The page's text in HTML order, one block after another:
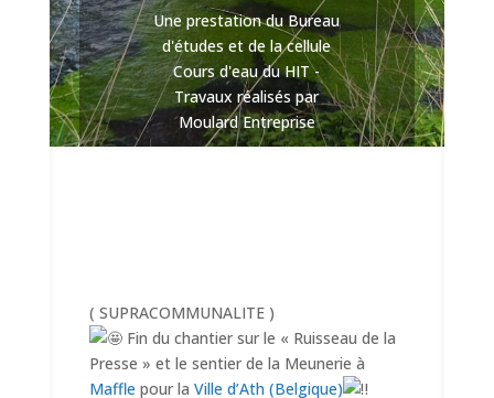
Une prestation du Bureau
d'études et de la cellule
Cours d'eau du HIT -
Travaux réalisés par
Moulard Entreprise
( SUPRACOMMUNALITE )
Fin du chantier sur le « Ruisseau de la
Presse » et le sentier de la Meunerie à
Maffle pour la Ville d’Ath (Belgique)